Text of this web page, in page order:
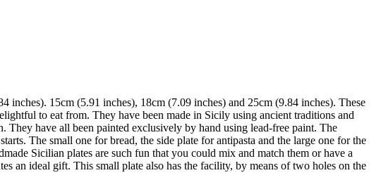
inches). 15cm (5.91 inches), 18cm (7.09 inches) and 25cm (9.84 inches). These
to eat from. They have been made in Sicily using ancient traditions and
They have all been painted exclusively by hand using lead-free paint. The
The small one for bread, the side plate for antipasta and the large one for the
Sicilian plates are such fun that you could mix and match them or have a
an ideal gift. This small plate also has the facility, by means of two holes on the